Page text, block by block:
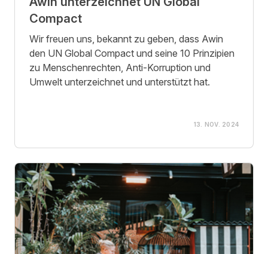
Compact
Wir freuen uns, bekannt zu geben, dass Awin
den UN Global Compact und seine 10 Prinzipien
zu Menschenrechten, Anti-Korruption und
Umwelt unterzeichnet und unterstützt hat.
13. NOV. 2024